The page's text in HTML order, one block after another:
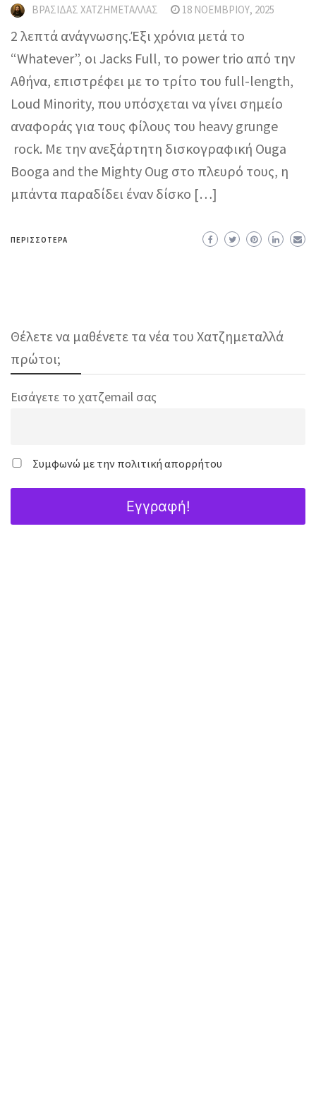
ΒΡΑΣΊΔΑΣ ΧΑΤΖΗΜΕΤΑΛΛΆΣ 18 ΝΟΕΜΒΡΊΟΥ, 2025
2 λεπτά ανάγνωσης.Έξι χρόνια μετά το
“Whatever”, οι Jacks Full, το power trio από την
Αθήνα, επιστρέφει με το τρίτο του full-length,
Loud Minority, που υπόσχεται να γίνει σημείο
αναφοράς για τους φίλους του heavy grunge
rock. Με την ανεξάρτητη δισκογραφική Ouga
Booga and the Mighty Oug στο πλευρό τους, η
μπάντα παραδίδει έναν δίσκο […]
ΠΕΡΙΣΣΌΤΕΡΑ
Θέλετε να μαθένετε τα νέα του Χατζημεταλλά
πρώτοι;
Εισάγετε το χατζemail σας
Συμφωνώ με την πολιτική απορρήτου